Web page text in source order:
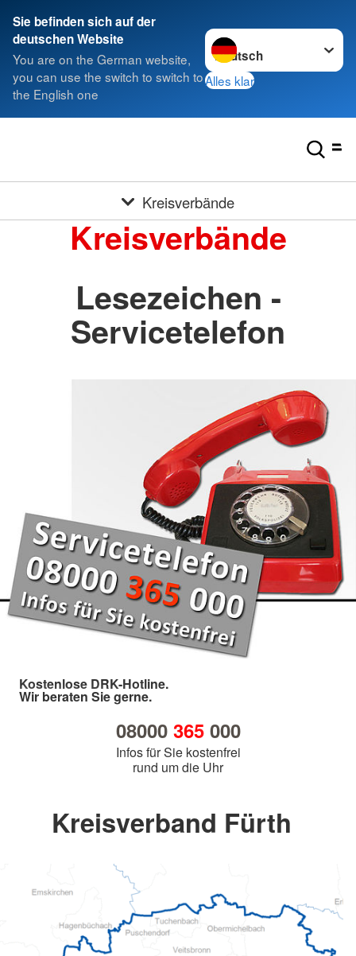
Sie befinden sich auf der
deutschen Website
You are on the German website,
you can use the switch to switch to
the English one
Sprache wechseln zu
Alles klar
Kreisverbände
Kreisverbände
Lesezeichen -
Servicetelefon
Kostenlose DRK-Hotline.
Wir beraten Sie gerne.
08000 365000
Infos für Sie kostenfrei
rund um die Uhr
Kreisverband Fürth